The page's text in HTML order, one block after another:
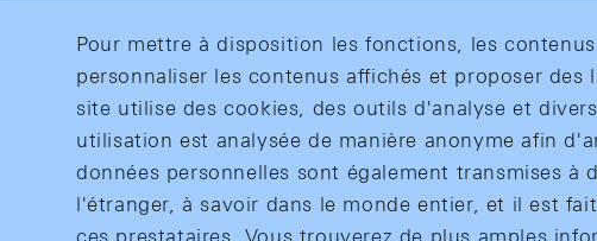
Pour mettre à disposition les fonctions, les
personnaliser les contenus affichés et proposer des
site utilise des cookies, des outils d'analyse et
utilisation est analysée de manière anonyme afin
données personnelles sont également transmises à
l'étranger, à savoir dans le monde entier, et il est